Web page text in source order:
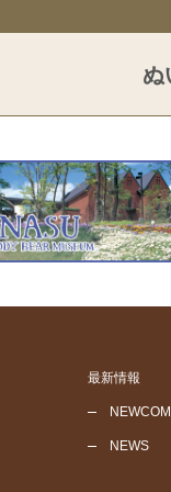
ぬ
最新情報
NEWS